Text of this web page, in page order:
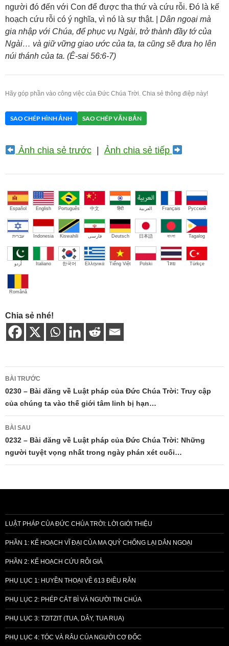
người đó đến với Con để được tha thứ và cứu rỗi. Đó là kế
hoạch cứu rỗi có ý nghĩa, vì nó là sự thật. | Dân ngoại mà
gia nhập với Chúa, để phục vụ Ngài, trở thành đầy tớ của
Ngài… và giữ vững giao ước của ta, ta cũng sẽ đưa họ lên
núi thánh của ta. (Ê-sai 56:6-7)
Hãy góp phần vào công việc của Đức Chúa Trời. Chia sẻ thông điệp này!
SAO CHÉP HÌNH ẢNH SAO CHÉP VĂN BẢN
Ảnh chia sẻ trước| Ảnh chia sẻ tiếp
Español English Português 中文 हिंदी العربية Français Русский
עברית Indonesia Kiswahili فارسی Deutsch 日本語 বাংলা Tagalog
اُردو Italiano 한국어 Ελληνικά Tiếng Việt Polski ไทย Türkçe
Română
Chia sẻ nhé!
Điều
hướng
bài
viết
BÀI TRƯỚC
0230 – Bài đăng về Luật pháp của Đức Chúa Trời: Truy cập
của chúng ta vào thế giới tâm linh bị hạn…
BÀI SAU
0232 – Bài đăng về Luật pháp của Đức Chúa Trời: Những
người tuyệt vọng nhất trong ngày phán xét cuối…
LUẬT PHÁP CỦA ĐỨC CHÚA TRỜI: LỜI GIỚI THIỆU
PHẦN 1: KẾ HOẠCH VĨ ĐẠI CỦA MA QUỶ CHỐNG LẠI DÂN NGOẠI
PHẦN 2: KẾ HOẠCH CỨU RỖI GIẢ
PHỤ LỤC 1: HUYỀN THOẠI VỀ 613 ĐIỀU RĂN
PHỤ LỤC 2: PHÉP CẮT BÌ VÀ NGƯỜI TIN CHÚA
PHỤ LỤC 3: TZITZIT (TUA, DÂY, TUA RUA)
PHỤ LỤC 4: TÓC VÀ RÂU CỦA NGƯỜI CƠ ĐỐC